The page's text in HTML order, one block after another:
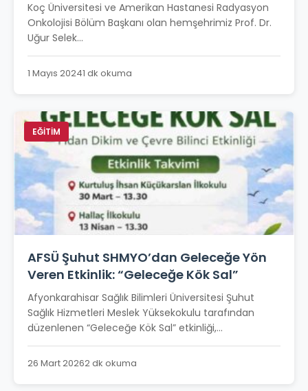
Koç Üniversitesi ve Amerikan Hastanesi Radyasyon
Onkolojisi Bölüm Başkanı olan hemşehrimiz Prof. Dr.
Uğur Selek...
1 Mayıs 20241 dk okuma
EĞİTİM
AFSÜ Şuhut SHMYO’dan Geleceğe Yön
Veren Etkinlik: “Geleceğe Kök Sal”
Afyonkarahisar Sağlık Bilimleri Üniversitesi Şuhut
Sağlık Hizmetleri Meslek Yüksekokulu tarafından
düzenlenen “Geleceğe Kök Sal” etkinliği,...
26 Mart 20262 dk okuma